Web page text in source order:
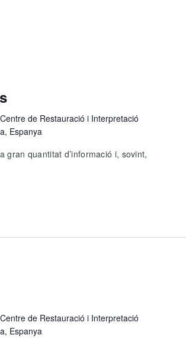
Centre de Restauració i Interpretació
Espanya
gran quantitat d’informació i, sovint,
Centre de Restauració i Interpretació
Espanya